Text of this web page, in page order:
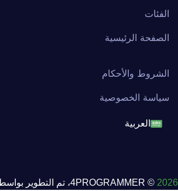
الفئات
الصفحة الرئيسية
الشروط والأحكام
سياسة الخصوصية
العربية
français 2026 © 4PROGRAMMER، تم التطوير بواسطة